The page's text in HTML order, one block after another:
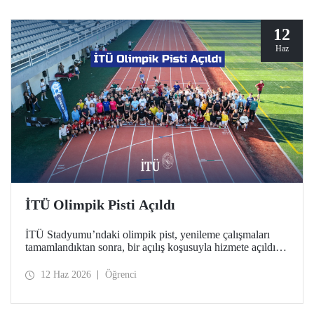
12
Haz
İTÜ Olimpik Pisti Açıldı
İTÜ Stadyumu’ndaki olimpik pist, yenileme çalışmaları
tamamlandıktan sonra, bir açılış koşusuyla hizmete açıldı.
Class 2 sertifikalı atletizm tesisinin açılışında İTÜ ailesi bir
12 Haz 2026 Öğrenci